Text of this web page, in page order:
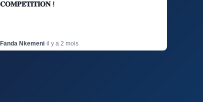
𝐂𝐎𝐌𝐏𝐄́𝐓𝐈𝐓𝐈𝐎𝐍 !
Fanda Nkemeni·il y a 2 mois